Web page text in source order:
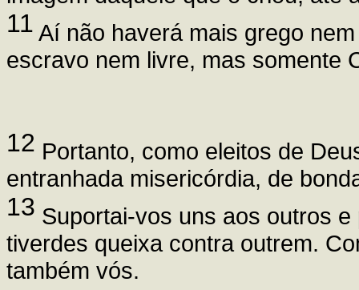
11 Aí não haverá mais grego
escravo nem livre, mas somente
12 Portanto, como eleitos de
entranhada misericórdia, de
13 Suportai-vos uns aos outros
tiverdes queixa contra outrem.
também vós.